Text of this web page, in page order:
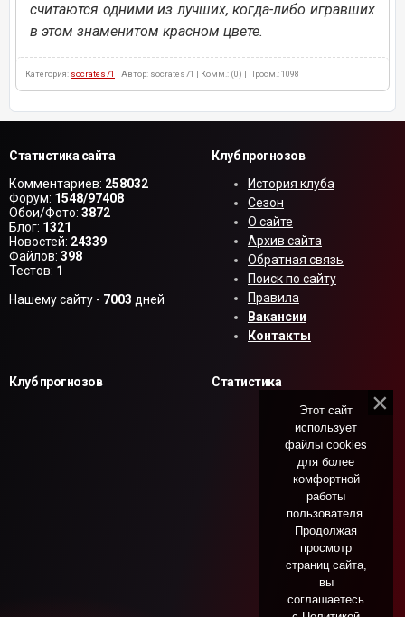
считаются одними из лучших, когда-либо игравших
в этом знаменитом красном цвете.
Категория: socrates71 | Автор: socrates71 | Комм.: (0) | Просм.: 1098
Статистика сайта
Комментариев: 258032
Форум: 1548/97408
Обои/Фото: 3872
Блог: 1321
Новостей: 24339
Файлов: 398
Тестов: 1
Нашему сайту - 7003 дней
Клуб прогнозов
История клуба
Сезон
О сайте
Архив сайта
Обратная связь
Поиск по сайту
Правила
Вакансии
Контакты
Клуб прогнозов Статистика
Этот сайт
использует
файлы cookies
для более
комфортной
работы
пользователя.
Продолжая
просмотр
страниц сайта,
вы
соглашаетесь